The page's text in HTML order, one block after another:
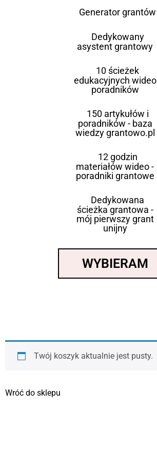
Generator grantów
Dedykowany
asystent grantowy
10 ścieżek
edukacyjnych wideo
poradników
150 artykułów i
poradników - baza
wiedzy grantowo.pl
12 godzin
materiałów wideo -
poradniki grantowe
Dedykowana
ścieżka grantowa -
mój pierwszy grant
unijny
WYBIERAM
Twój koszyk aktualnie jest pusty.
Wróć do sklepu